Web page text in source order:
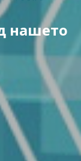
нашето